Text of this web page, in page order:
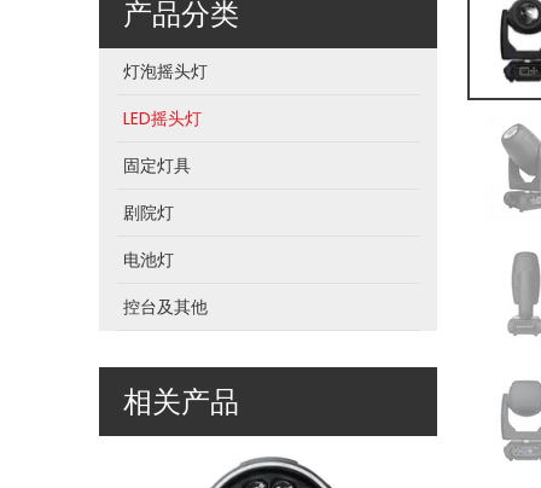
产品分类
灯泡摇头灯
LED摇头灯
固定灯具
剧院灯
电池灯
控台及其他
相关产品